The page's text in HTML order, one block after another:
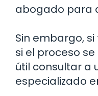
abogado para
Sin embargo,
si el proceso
útil consultar a
especializado